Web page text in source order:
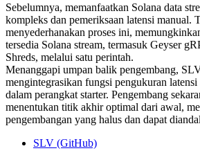
Sebelumnya, memanfaatkan Solana data
kompleks dan pemeriksaan latensi manual.
menyederhanakan proses ini,
tersedia Solana stream, termasuk Geyser
Shreds, melalui satu perintah.
Menanggapi umpan balik pengembang,
mengintegrasikan fungsi pengukuran
dalam perangkat starter. Pengembang
menentukan titik akhir optimal dari awal,
pengembangan yang halus dan dapat
SLV (GitHub)